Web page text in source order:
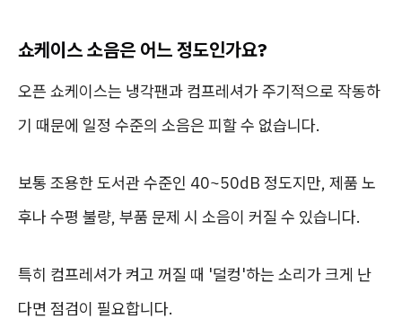
쇼케이스 소음은 어느 정도인가요?
오픈 쇼케이스는 냉각팬과 컴프레셔가 주기적으로 작동하
기 때문에 일정 수준의 소음은 피할 수 없습니다.
보통 조용한 도서관 수준인 40~50dB 정도지만, 제품 노
후나 수평 불량, 부품 문제 시 소음이 커질 수 있습니다.
특히 컴프레셔가 켜고 꺼질 때 '덜컹'하는 소리가 크게 난
다면 점검이 필요합니다.